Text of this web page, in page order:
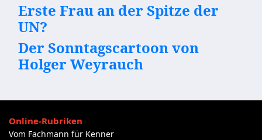
Erste Frau an der Spitze der
UN?
Der Sonntagscartoon von
Holger Weyrauch
Online-Rubriken
Vom Fachmann für Kenner